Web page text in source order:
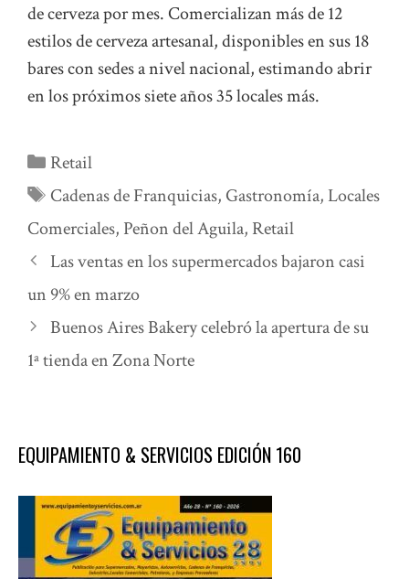
de cerveza por mes. Comercializan más de 12
estilos de cerveza artesanal, disponibles en sus 18
bares con sedes a nivel nacional, estimando abrir
en los próximos siete años 35 locales más.
Categorías
Retail
Etiquetas
Cadenas de Franquicias, Gastronomía,Locales
Comerciales, Peñon del Aguila, Retail
Las ventas en los supermercados bajaron casi
un 9% en marzo
Buenos Aires Bakery celebró la apertura de su
1ª tienda en Zona Norte
EQUIPAMIENTO & SERVICIOS EDICIÓN 160